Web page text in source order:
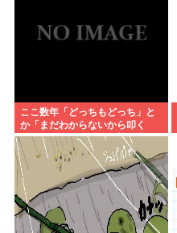
ここ数年「どっちもどっち」と
か「まだわからないから叩く
な」とかゆうチキン野郎が増え
たけどどっから来たの？(´・ω・
`)